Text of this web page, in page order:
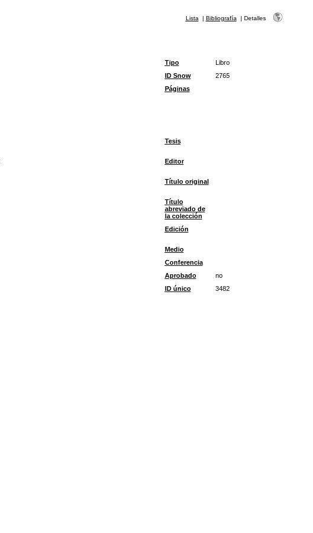
Lista | Bibliografía | Detalles
Tipo
Libro
ID Snow
2765
Páginas
Tesis
Editor
Título original
Título
abreviado de
la colección
Edición
Medio
Conferencia
Aprobado
no
ID único
3482